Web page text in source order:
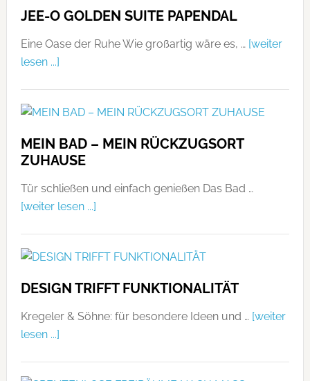
JEE-O GOLDEN SUITE PAPENDAL
Eine Oase der Ruhe Wie großartig wäre es, … [weiter
lesen ...]
MEIN BAD – MEIN RÜCKZUGSORT
ZUHAUSE
Tür schließen und einfach genießen Das Bad …
[weiter lesen ...]
DESIGN TRIFFT FUNKTIONALITÄT
Kregeler & Söhne: für besondere Ideen und … [weiter
lesen ...]